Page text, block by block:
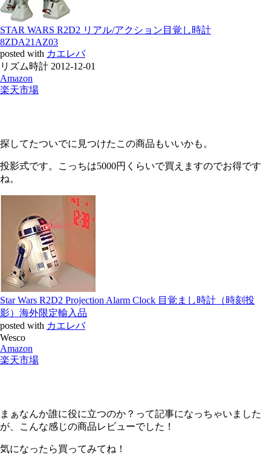
STAR WARS R2D2 リアル/アクション目覚し時計
8ZDA21AZ03
posted with カエレバ
リズム時計 2012-12-01
Amazon
楽天市場
探してたついでに見つけたこの商品もいいかも。
投影式です。こっちは5000円くらいで買えますのでお得です
ね。
Star Wars R2D2 Projection Alarm Clock 目覚まし時計（時刻投
影）海外限定輸入品
posted with カエレバ
Wesco
Amazon
楽天市場
まぁなんか誰に役に立つのか？って記事になっちゃいました
が、こんな感じの商品レビューでした！
気になったら買ってみてね！